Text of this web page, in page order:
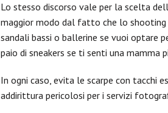
Lo stesso discorso vale per la scelta
maggior modo dal fatto che lo
sandali bassi o ballerine se vuoi optare
paio di sneakers se ti senti una mamma
In ogni caso, evita le scarpe con tacchi
addirittura pericolosi per i servizi